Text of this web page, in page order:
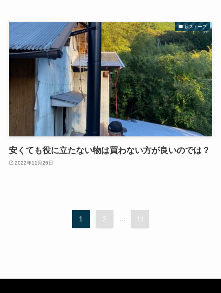
薪ストーブ
安くても役に立たない物は買わない方が良いのでは？
2022年11月26日
1 2 ... 11